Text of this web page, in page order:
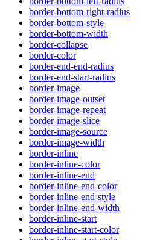
border-bottom-right-radius
border-bottom-style
border-bottom-width
border-collapse
border-color
border-end-end-radius
border-end-start-radius
border-image
border-image-outset
border-image-repeat
border-image-slice
border-image-source
border-image-width
border-inline
border-inline-color
border-inline-end
border-inline-end-color
border-inline-end-style
border-inline-end-width
border-inline-start
border-inline-start-color